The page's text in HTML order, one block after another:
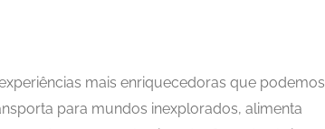
mais enriquecedoras que podemos
para mundos inexplorados, alimenta